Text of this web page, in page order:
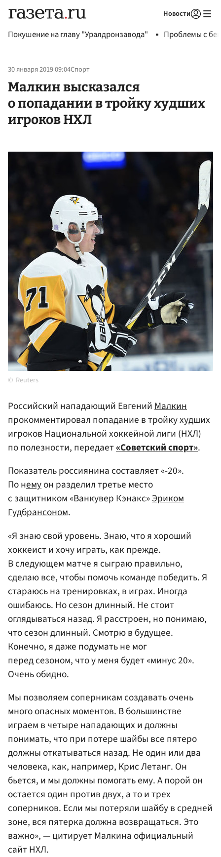
Новости
Покушение на главу "Уралдронзавода" Проблемы с
30 января 2019 09:04Спорт
Малкин высказался
о попадании в тройку худших
игроков НХЛ
Reuters
Российский нападающий ЕвгенийМалкин
прокомментировал попадание в тройку худших
игроков Национальной хоккейной лиги (НХЛ)
по полезности, передает«Советский спорт».
Показатель россиянина составляет «-20».
По немуон разделил третье место
с защитником «Ванкувер Кэнакс»Эриком
Гудбрансоном.
«Я знаю свой уровень. Знаю, что я хороший
хоккеист и хочу играть, как прежде.
В следующем матче я сыграю правильно,
сделаю все, чтобы помочь команде победить. Я
стараюсь на тренировках, в играх. Иногда
ошибаюсь. Но сезон длинный. Не стоит
оглядываться назад. Я расстроен, но понимаю,
что сезон длинный. Смотрю в будущее.
Конечно, я даже подумать не мог
перед сезоном, что у меня будет «минус 20».
Очень обидно.
Мы позволяем соперникам создавать очень
много опасных моментов. В большинстве
играем в четыре нападающих и должны
понимать, что при потере шайбы все пятеро
должны откатываться назад. Не один или два
человека, как, например, Крис Летанг. Он
бьется, и мы должны помогать ему. А порой он
остается один против двух, а то и трех
соперников. Если мы потеряли шайбу в средней
зоне, вся пятерка должна возвращаться. Это
важно», — цитирует Малкина официальный
сайт НХЛ.